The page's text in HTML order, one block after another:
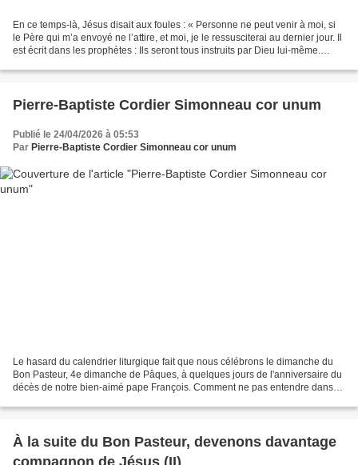
En ce temps-là, Jésus disait aux foules : « Personne ne peut venir à moi, si
le Père qui m’a envoyé ne l’attire, et moi, je le ressusciterai au dernier jour. Il
est écrit dans les prophètes : Ils seront tous instruits par Dieu lui-même.
Pierre-Baptiste Cordier Simonneau cor unum
Publié le 24/04/2026 à 05:53
Par Pierre-Baptiste Cordier Simonneau cor unum
Le hasard du calendrier liturgique fait que nous célébrons le dimanche du
Bon Pasteur, 4e dimanche de Pâques, à quelques jours de l'anniversaire du
décès de notre bien-aimé pape François. Comment ne pas entendre dans
À la suite du Bon Pasteur, devenons davantage
compagnon de Jésus (II)